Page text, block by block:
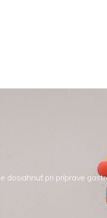
dosiahnuť pri príprave